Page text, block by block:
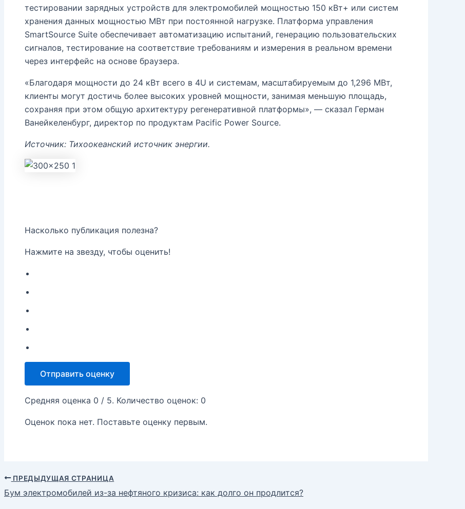
тестировании зарядных устройств для электромобилей мощностью 150 кВт+ или систем
хранения данных мощностью МВт при постоянной нагрузке. Платформа управления
SmartSource Suite обеспечивает автоматизацию испытаний, генерацию пользовательских
сигналов, тестирование на соответствие требованиям и измерения в реальном времени
через интерфейс на основе браузера.
«Благодаря мощности до 24 кВт всего в 4U и системам, масштабируемым до 1,296 МВт,
клиенты могут достичь более высоких уровней мощности, занимая меньшую площадь,
сохраняя при этом общую архитектуру регенеративной платформы», — сказал Герман
Ванейкеленбург, директор по продуктам Pacific Power Source.
Источник: Тихоокеанский источник энергии.
Насколько публикация полезна?
Нажмите на звезду, чтобы оценить!
Отправить оценку
Средняя оценка 0 / 5. Количество оценок: 0
Оценок пока нет. Поставьте оценку первым.
ПРЕДЫДУЩАЯ СТРАНИЦА
Бум электромобилей из-за нефтяного кризиса: как долго он продлится?